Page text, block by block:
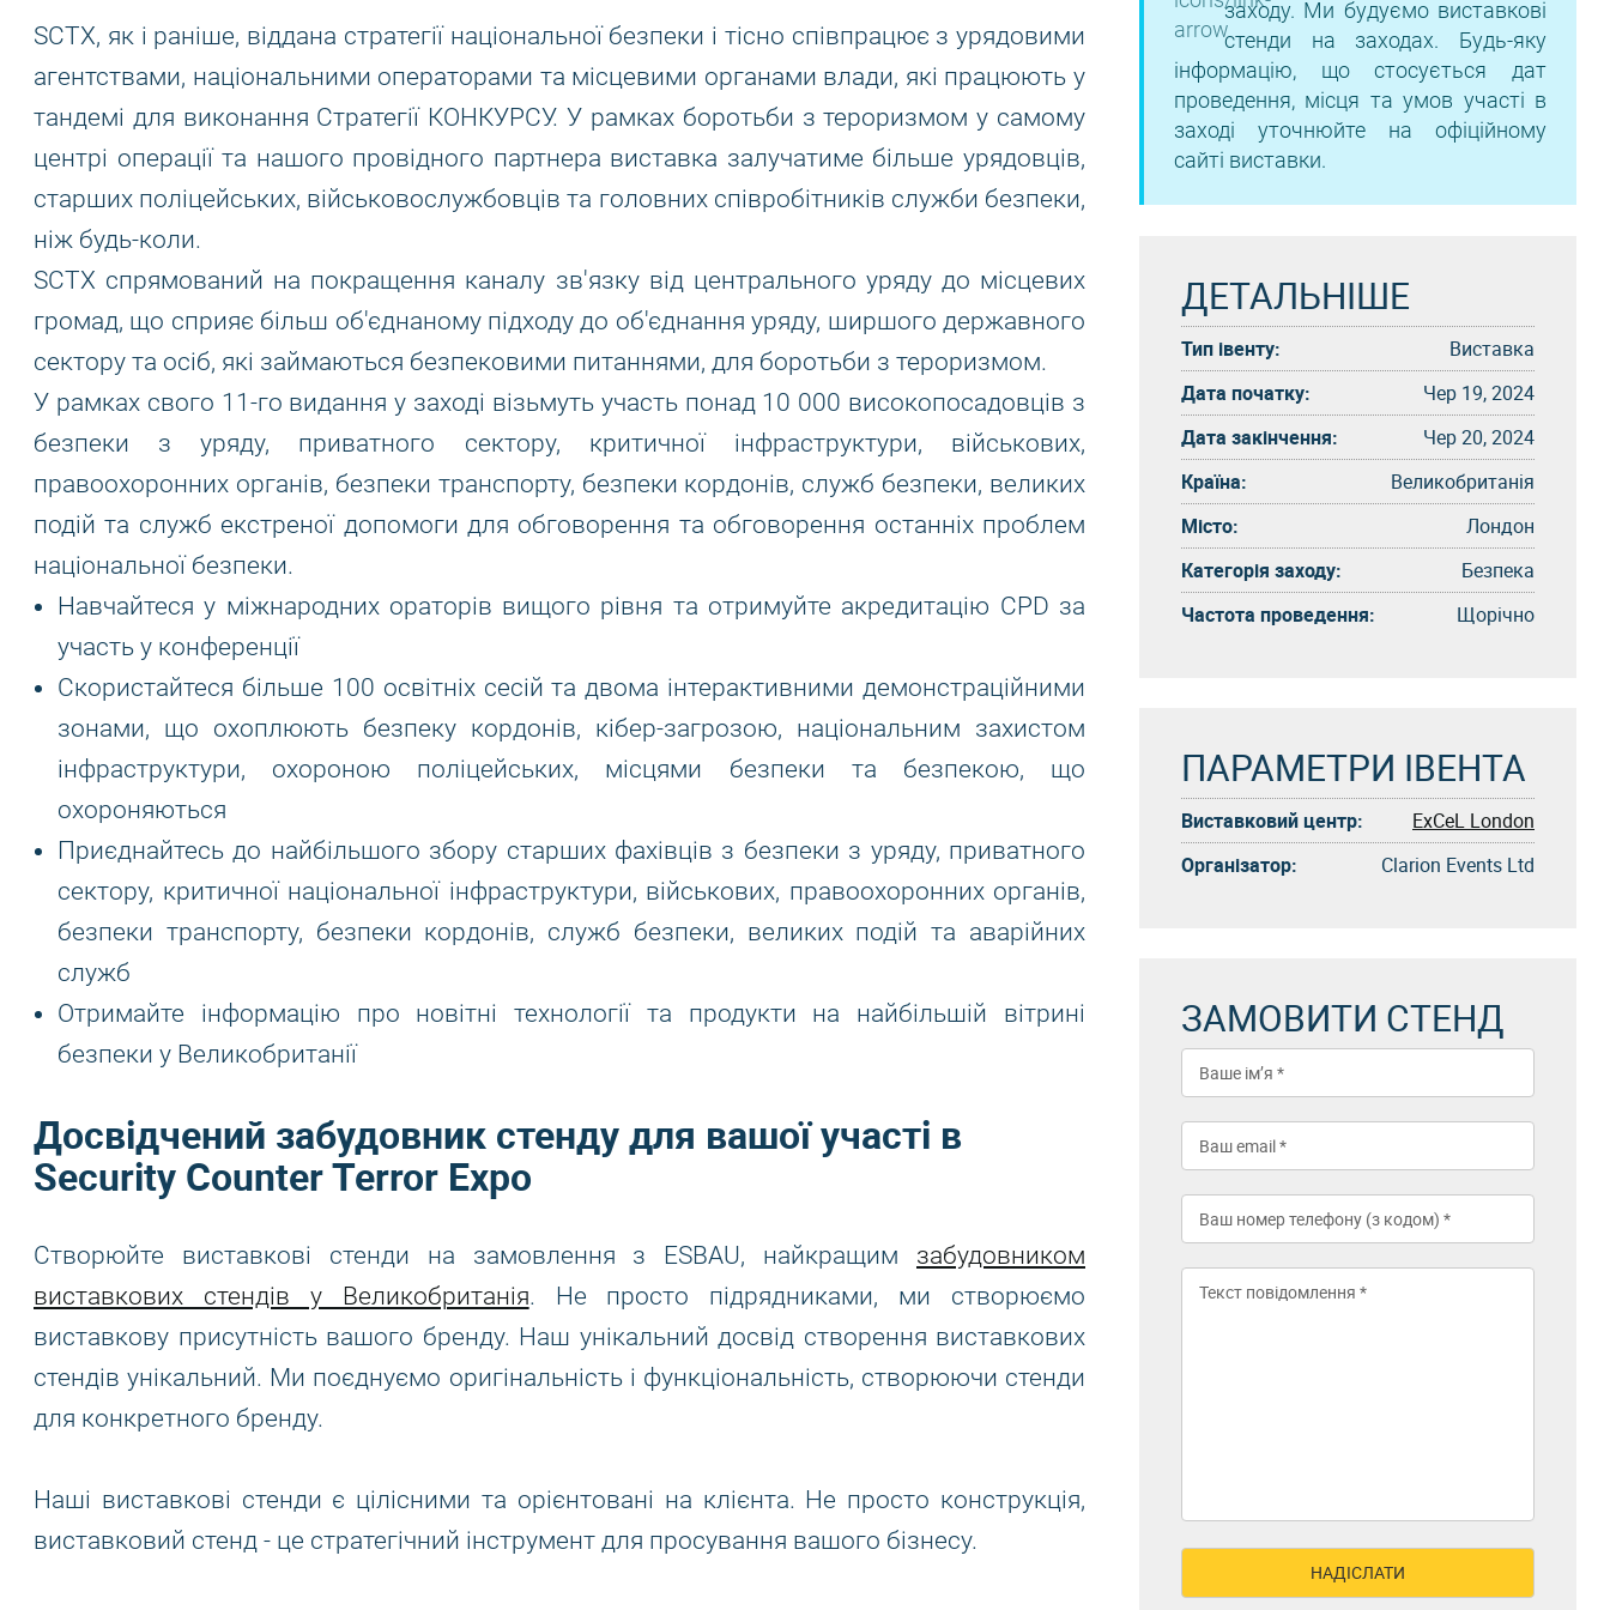
SCTX, як і раніше, віддана стратегії національної безпеки і тісно співпрацює з урядовими
агентствами, національними операторами та місцевими органами влади, які працюють у
тандемі для виконання Стратегії КОНКУРСУ. У рамках боротьби з тероризмом у самому
центрі операції та нашого провідного партнера виставка залучатиме більше урядовців,
старших поліцейських, військовослужбовців та головних співробітників служби безпеки,
ніж будь-коли.
SCTX спрямований на покращення каналу зв'язку від центрального уряду до місцевих
громад, що сприяє більш об'єднаному підходу до об'єднання уряду, ширшого державного
сектору та осіб, які займаються безпековими питаннями, для боротьби з тероризмом.
У рамках свого 11-го видання у заході візьмуть участь понад 10 000 високопосадовців з
безпеки з уряду, приватного сектору, критичної інфраструктури, військових,
правоохоронних органів, безпеки транспорту, безпеки кордонів, служб безпеки, великих
подій та служб екстреної допомоги для обговорення та обговорення останніх проблем
національної безпеки.
Навчайтеся у міжнародних ораторів вищого рівня та отримуйте акредитацію CPD за
участь у конференції
Скористайтеся більше 100 освітніх сесій та двома інтерактивними демонстраційними
зонами, що охоплюють безпеку кордонів, кібер-загрозою, національним захистом
інфраструктури, охороною поліцейських, місцями безпеки та безпекою, що
охороняються
Приєднайтесь до найбільшого збору старших фахівців з безпеки з уряду, приватного
сектору, критичної національної інфраструктури, військових, правоохоронних органів,
безпеки транспорту, безпеки кордонів, служб безпеки, великих подій та аварійних
служб
Отримайте інформацію про новітні технології та продукти на найбільшій вітрині
безпеки у Великобританії
Досвідчений забудовник стенду для вашої участі в
Security Counter Terror Expo
Створюйте виставкові стенди на замовлення з ESBAU, найкращим забудовником
виставкових стендів у Великобританія. Не просто підрядниками, ми створюємо
виставкову присутність вашого бренду. Наш унікальний досвід створення виставкових
стендів унікальний. Ми поєднуємо оригінальність і функціональність, створюючи стенди
для конкретного бренду.
Наші виставкові стенди є цілісними та орієнтовані на клієнта. Не просто конструкція,
виставковий стенд - це стратегічний інструмент для просування вашого бізнесу.
заходу. Ми будуємо виставкові
стенди на заходах. Будь-яку
інформацію, що стосується дат
проведення, місця та умов участі в
заході уточнюйте на офіційному
сайті виставки.
ДЕТАЛЬНІШЕ
Тип івенту:
Виставка
Дата початку:
Чер 19, 2024
Дата закінчення:
Чер 20, 2024
Країна:
Великобританія
Місто:
Лондон
Категорія заходу:
Безпека
Частота проведення:
Щорічно
ПАРАМЕТРИ ІВЕНТА
Виставковий центр:
ExCeL London
Організатор:
Clarion Events Ltd
ЗАМОВИТИ СТЕНД